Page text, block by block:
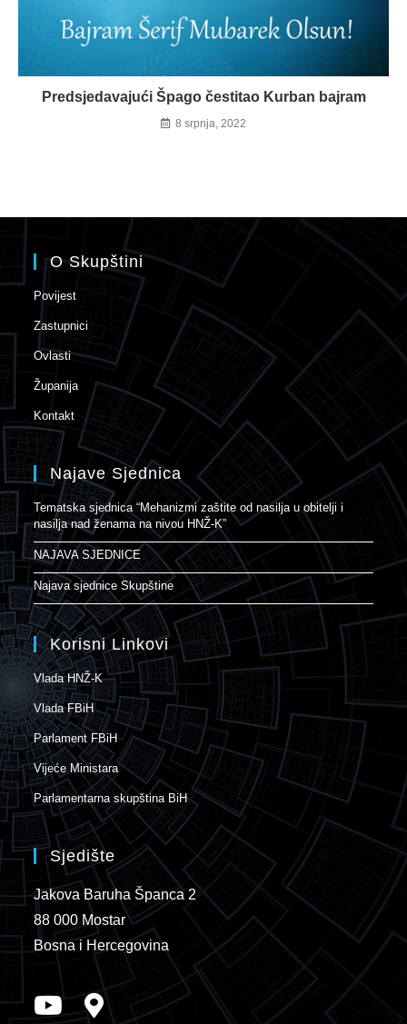
Predsjedavajući Špago čestitao Kurban bajram
8 srpnja, 2022
O Skupštini
Povijest
Zastupnici
Ovlasti
Županija
Kontakt
Najave Sjednica
Tematska sjednica “Mehanizmi zaštite od nasilja u obitelji i
nasilja nad ženama na nivou HNŽ-K”
NAJAVA SJEDNICE
Najava sjednice Skupštine
Korisni Linkovi
Vlada HNŽ-K
Vlada FBiH
Parlament FBiH
Vijeće Ministara
Parlamentarna skupština BiH
Sjedište
Jakova Baruha Španca 2
88 000 Mostar
Bosna i Hercegovina